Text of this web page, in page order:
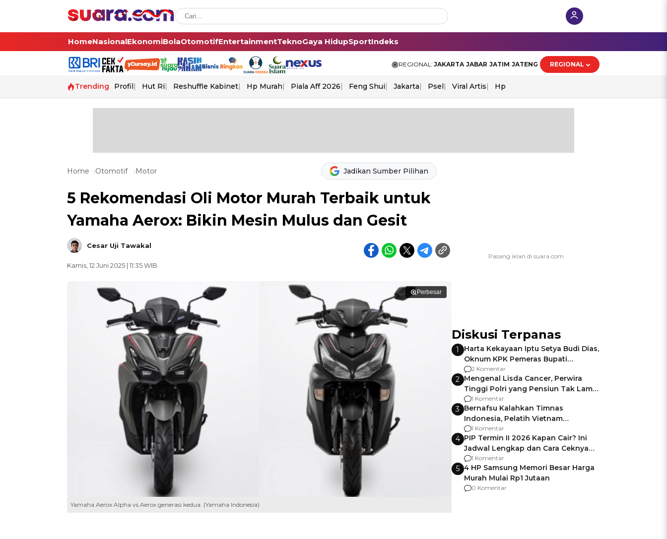
HomeNasionalEkonomiBolaOtomotifEntertainmentTeknoGaya HidupSportIndeks
REGIONAL: JAKARTA JABAR JATIM JATENG REGIONAL
Trending Profil Hut Ri Reshuffle Kabinet Hp Murah Piala Aff 2026 Feng Shui Jakarta Psel Viral Artis Hp
Home Otomotif Motor Jadikan Sumber Pilihan
5 Rekomendasi Oli Motor Murah Terbaik untuk
Yamaha Aerox: Bikin Mesin Mulus dan Gesit
Cesar Uji Tawakal
Kamis, 12 Juni 2025 | 11:35 WIB
Perbesar
Yamaha Aerox Alpha vs Aerox generasi kedua. (Yamaha Indonesia)
Diskusi Terpanas
1
Harta Kekayaan Iptu Setya Budi Dias,
Oknum KPK Pemeras Bupati
Pemalang
2 Komentar
2 Mengenal Lisda Cancer, Perwira
Tinggi Polri yang Pensiun Tak Lama
Usai Jadi Brigjen
1 Komentar
3 Bernafsu Kalahkan Timnas
Indonesia, Pelatih Vietnam
Berencana Pakai Jimat di Pakansari
1 Komentar
4 PIP Termin II 2026 Kapan Cair? Ini
Jadwal Lengkap dan Cara Ceknya
agar Dana Tidak Hangus!
1 Komentar
5 4 HP Samsung Memori Besar Harga
Murah Mulai Rp1 Jutaan
0 Komentar